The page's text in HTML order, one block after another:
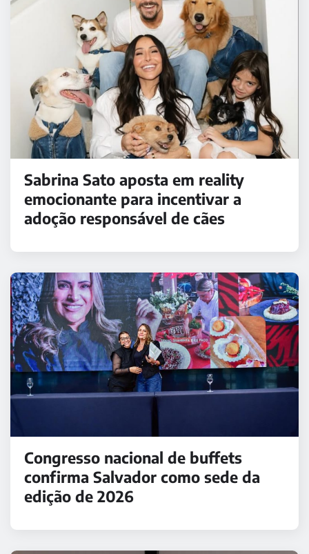
Sabrina Sato aposta em reality
emocionante para incentivar a
adoção responsável de cães
Congresso nacional de buffets
confirma Salvador como sede da
edição de 2026